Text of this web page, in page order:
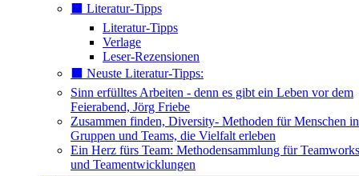
⬛️ Literatur-Tipps
Literatur-Tipps
Verlage
Leser-Rezensionen
⬛️ Neuste Literatur-Tipps:
Sinn erfülltes Arbeiten - denn es gibt ein Leben vor dem
Feierabend, Jörg Friebe
Zusammen finden, Diversity- Methoden für Menschen in
Gruppen und Teams, die Vielfalt erleben
Ein Herz fürs Team: Methodensammlung für
und Teamentwicklungen